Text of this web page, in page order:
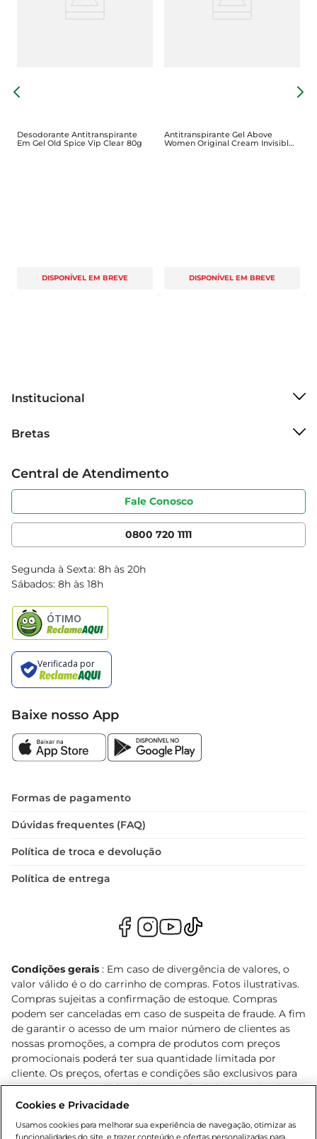
Desodorante Antitranspirante
Em Gel Old Spice Vip Clear 80g
DISPONÍVEL EM BREVE
Antitranspirante Gel Above
Women Original Cream Invisible
DISPONÍVEL EM BREVE
Institucional
Grupo Cencosud
Sobre privacidade
Portal do fornecedor
Cencosud Media
Bretas
Produtos Bretas
Código de ética
Serviços
Clube Bretas
Blog Bretas
Black Friday
Central de Atendimento
Fale Conosco
0800 720 1111
Segunda à Sexta: 8h às 20h
Sábados: 8h às 18h
Baixe nosso App
Formas de pagamento
Dúvidas frequentes (FAQ)
Política de troca e devolução
Política de entrega
Condições gerais : Em caso de divergência de valores, o
valor válido é o do carrinho de compras. Fotos ilustrativas.
Compras sujeitas a confirmação de estoque. Compras
podem ser canceladas em caso de suspeita de fraude. A fim
de garantir o acesso de um maior número de clientes as
nossas promoções, a compra de produtos com preços
promocionais poderá ter sua quantidade limitada por
cliente. Os preços, ofertas e condições são exclusivos para
o e-commerce e válidos durante o dia de hoje, podendo
sofrer alterações sem prévia notificação. Proibida a venda
Lei n.º 8069/90, art. 81, inciso II (Estatuto da Criança e do
Cookies e Privacidade
Usamos cookies para melhorar sua experiência de navegação, otimizar as
funcionalidades do site, e trazer conteúdo e ofertas personalizadas para